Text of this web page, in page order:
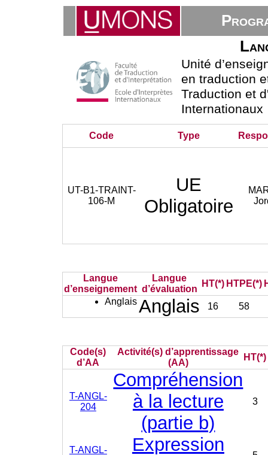
Unité
en traduction
Traduction et
Internationaux
Code Type
UT-B1-TRAINT-
106-M
UE
Obligatoire
Langue
d’enseignement
Langue
d’évaluation
HT(*) HTPE(*)
AnglaisAnglais 16 58
Code(s)
d’AA
Activité(s) d’apprentissage
(AA)
HT(*)
T-ANGL-
204
Compréhension
à la lecture
(partie b)
3
T-ANGL-
Expression